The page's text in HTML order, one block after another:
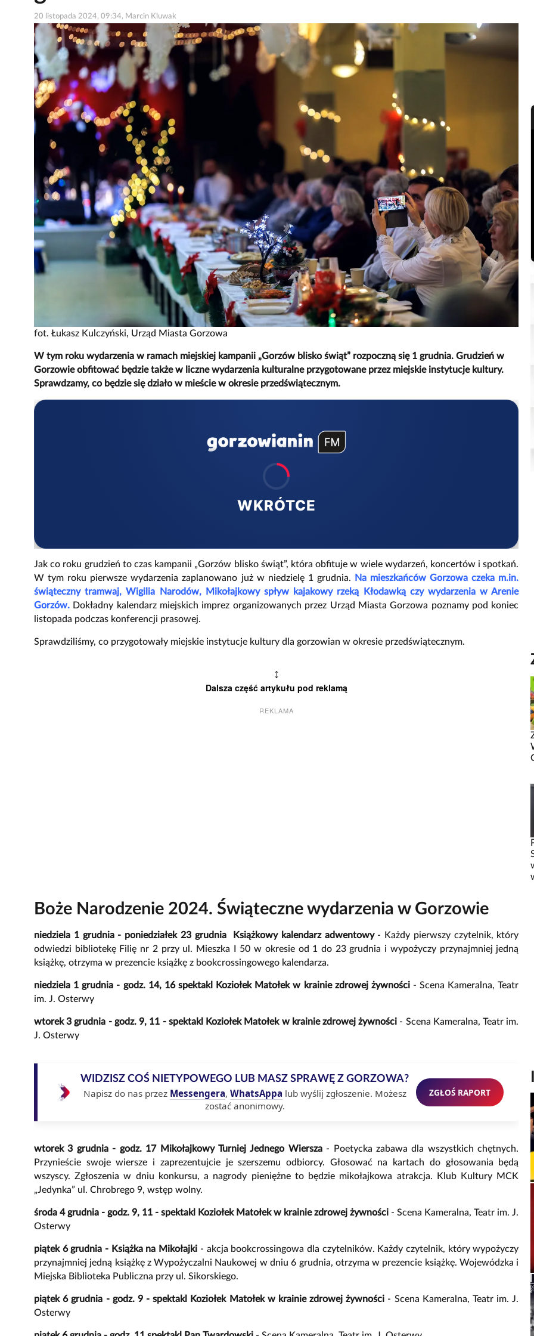
20 listopada 2024, 09:34, Marcin Kluwak
fot. Łukasz Kulczyński, Urząd Miasta Gorzowa
W tym roku wydarzenia w ramach miejskiej kampanii „Gorzów blisko świąt” rozpoczną się 1 grudnia. Grudzień w
Gorzowie obfitować będzie także w liczne wydarzenia kulturalne przygotowane przez miejskie instytucje kultury.
Sprawdzamy, co będzie się działo w mieście w okresie przedświątecznym.
WKRÓTCE
Jak co roku grudzień to czas kampanii „Gorzów blisko świąt”, która obfituje w wiele wydarzeń, koncertów i spotkań.
W tym roku pierwsze wydarzenia zaplanowano już w niedzielę 1 grudnia. Na mieszkańców Gorzowa czeka m.in.
świąteczny tramwaj, Wigilia Narodów, Mikołajkowy spływ kajakowy rzeką Kłodawką czy wydarzenia w Arenie
Gorzów. Dokładny kalendarz miejskich imprez organizowanych przez Urząd Miasta Gorzowa poznamy pod koniec
listopada podczas konferencji prasowej.
Sprawdziliśmy, co przygotowały miejskie instytucje kultury dla gorzowian w okresie przedświątecznym.
↕
Dalsza część artykułu pod reklamą
REKLAMA
Boże Narodzenie 2024. Świąteczne wydarzenia w Gorzowie
niedziela 1 grudnia - poniedziałek 23 grudnia Książkowy kalendarz adwentowy- Każdy pierwszy czytelnik, który
odwiedzi bibliotekę Filię nr 2 przy ul. Mieszka I 50 w okresie od 1 do 23 grudnia i wypożyczy przynajmniej jedną
książkę, otrzyma w prezencie książkę z bookcrossingowego kalendarza.
niedziela 1 grudnia - godz. 14, 16 spektakl Koziołek Matołek w krainie zdrowej żywności- Scena Kameralna, Teatr
im. J. Osterwy
wtorek 3 grudnia - godz. 9, 11 - spektakl Koziołek Matołek w krainie zdrowej żywności - Scena Kameralna, Teatr im.
J. Osterwy
WIDZISZ COŚ NIETYPOWEGO LUB MASZ SPRAWĘ Z GORZOWA?
Napisz do nas przez Messengera, WhatsAppa lub wyślij zgłoszenie. Możesz
zostać anonimowy.
ZGŁOŚ RAPORT
wtorek 3 grudnia - godz. 17 Mikołajkowy Turniej Jednego Wiersza- Poetycka zabawa dla wszystkich chętnych.
Przynieście swoje wiersze i zaprezentujcie je szerszemu odbiorcy. Głosować na kartach do głosowania będą
wszyscy. Zgłoszenia w dniu konkursu, a nagrody pieniężne to będzie mikołajkowa atrakcja. Klub Kultury MCK
„Jedynka” ul. Chrobrego 9, wstęp wolny.
środa 4 grudnia - godz. 9, 11 - spektakl Koziołek Matołek w krainie zdrowej żywności - Scena Kameralna, Teatr im. J.
Osterwy
piątek 6 grudnia - Książka na Mikołajki - akcja bookcrossingowa dla czytelników. Każdy czytelnik, który wypożyczy
przynajmniej jedną książkę z Wypożyczalni Naukowej w dniu 6 grudnia, otrzyma w prezencie książkę. Wojewódzka i
Miejska Biblioteka Publiczna przy ul. Sikorskiego.
piątek 6 grudnia - godz. 9 - spektakl Koziołek Matołek w krainie zdrowej żywności - Scena Kameralna, Teatr im. J.
Osterwy